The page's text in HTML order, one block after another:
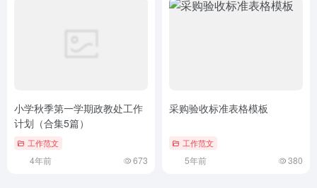
小学秋季第一学期政教处工作
计划（合集5篇）
工作范文
4年前 673
采购验收标准表格模板
工作范文
5年前 380